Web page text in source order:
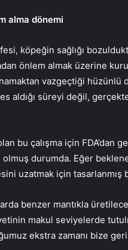
alma dönemi
köpeğin sağlığı
önlem almak üzerine
vazgeçtiği
aldığı süreyi değil,
bu çalışma için FDA’dan
durumda. Eğer
uzatmak için tasarlanmış
benzer mantıkla
makul seviyelerde
ekstra zamanı bize